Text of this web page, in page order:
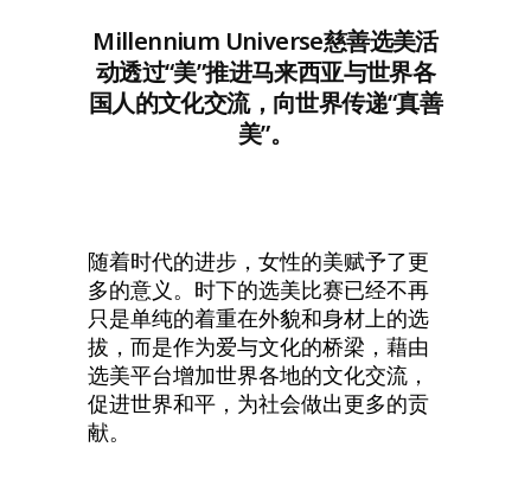
Millennium Universe慈善选美活
动透过“美”推进马来西亚与世界各
国人的文化交流，向世界传递“真善
美”。
随着时代的进步，女性的美赋予了更
多的意义。时下的选美比赛已经不再
只是单纯的着重在外貌和身材上的选
拔，而是作为爱与文化的桥梁，藉由
选美平台增加世界各地的文化交流，
促进世界和平，为社会做出更多的贡
献。